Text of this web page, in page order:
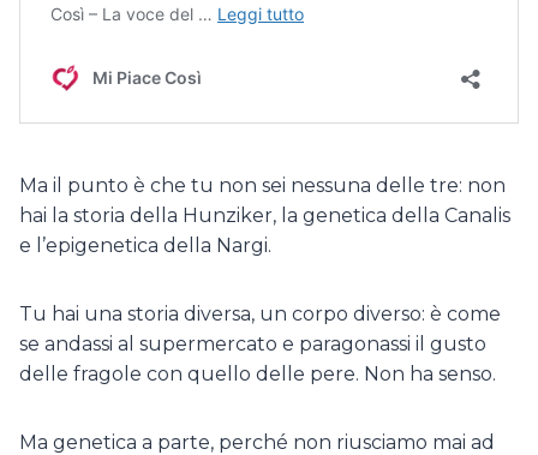
Ma il punto è che tu non sei nessuna delle tre: non
hai la storia della Hunziker, la genetica della Canalis
e l’epigenetica della Nargi.
Tu hai una storia diversa, un corpo diverso: è come
se andassi al supermercato e paragonassi il gusto
delle fragole con quello delle pere. Non ha senso.
Ma genetica a parte, perché non riusciamo mai ad